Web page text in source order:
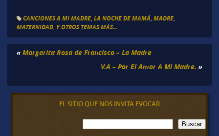
CANCIONES A MI MADRE, LA NOCHE DE MAMÁ MADRE,
MATERNIDAD, Y OTROS TEMAS MÁS...
« Margarita Rosa de Francisco – La Madre
V.A – Por El Amor A Mi Madre. »
EL SITIO QUE NOS INVITA EVOCAR
B
u
Buscar